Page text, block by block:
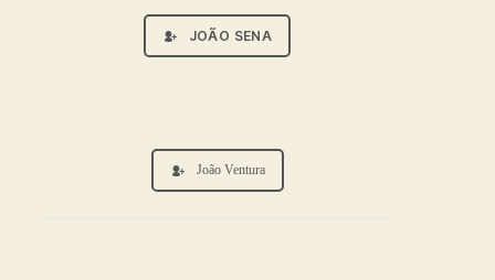
JOÃO SENA
João Ventura